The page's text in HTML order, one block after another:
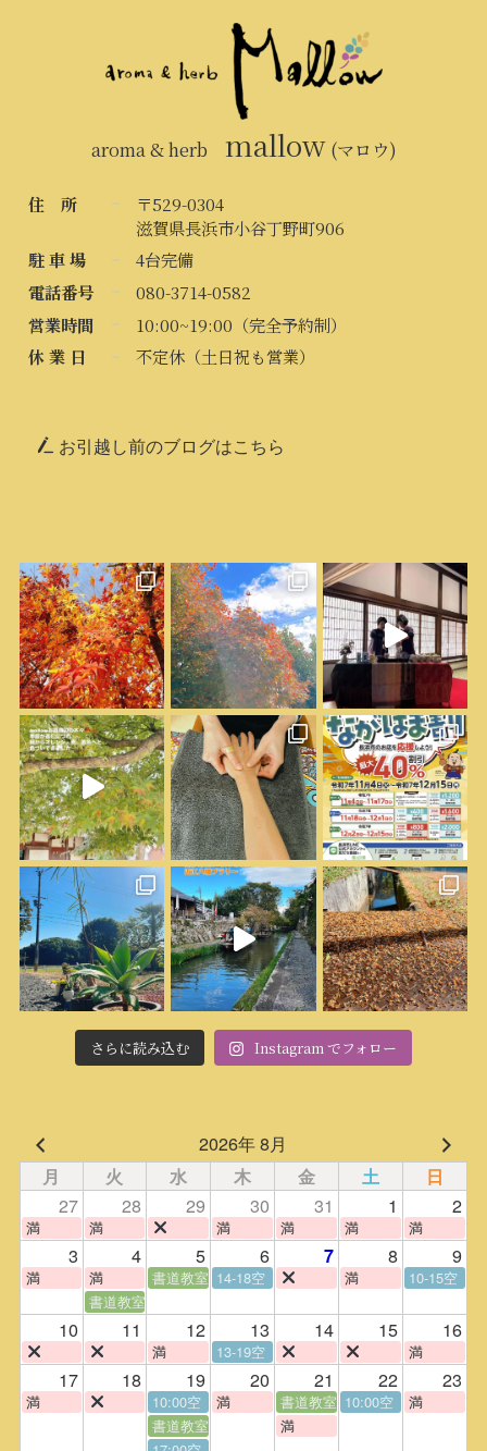
aroma & herb mallow(マロウ)
住 所
〒529-0304
滋賀県長浜市小谷丁野町906
駐 車 場
4台完備
電話番号
080-3714-0582
営業時間
10:00~19:00（完全予約制）
休 業 日
不定休（土日祝も営業）
お引越し前のブログはこちら
さらに読み込む Instagram でフォロー
2026年 8月
月 火 水 木 金 土 日
27 28 29 30 31 1 2
満 満 満 満 満 満
3 4 5 6 7 8 9
満 満 書道教室 14-18空 満
10-15空
書道教室
10 11 12 13 14 15 16
満 13-19空 満
17 18 19 20 21 22 23
満 10:00空 満 書道教室 10:00空
満
書道教室
満